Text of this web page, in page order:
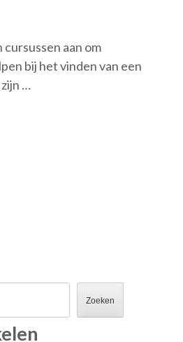
aan om
bij het vinden van een
…
Zoeken